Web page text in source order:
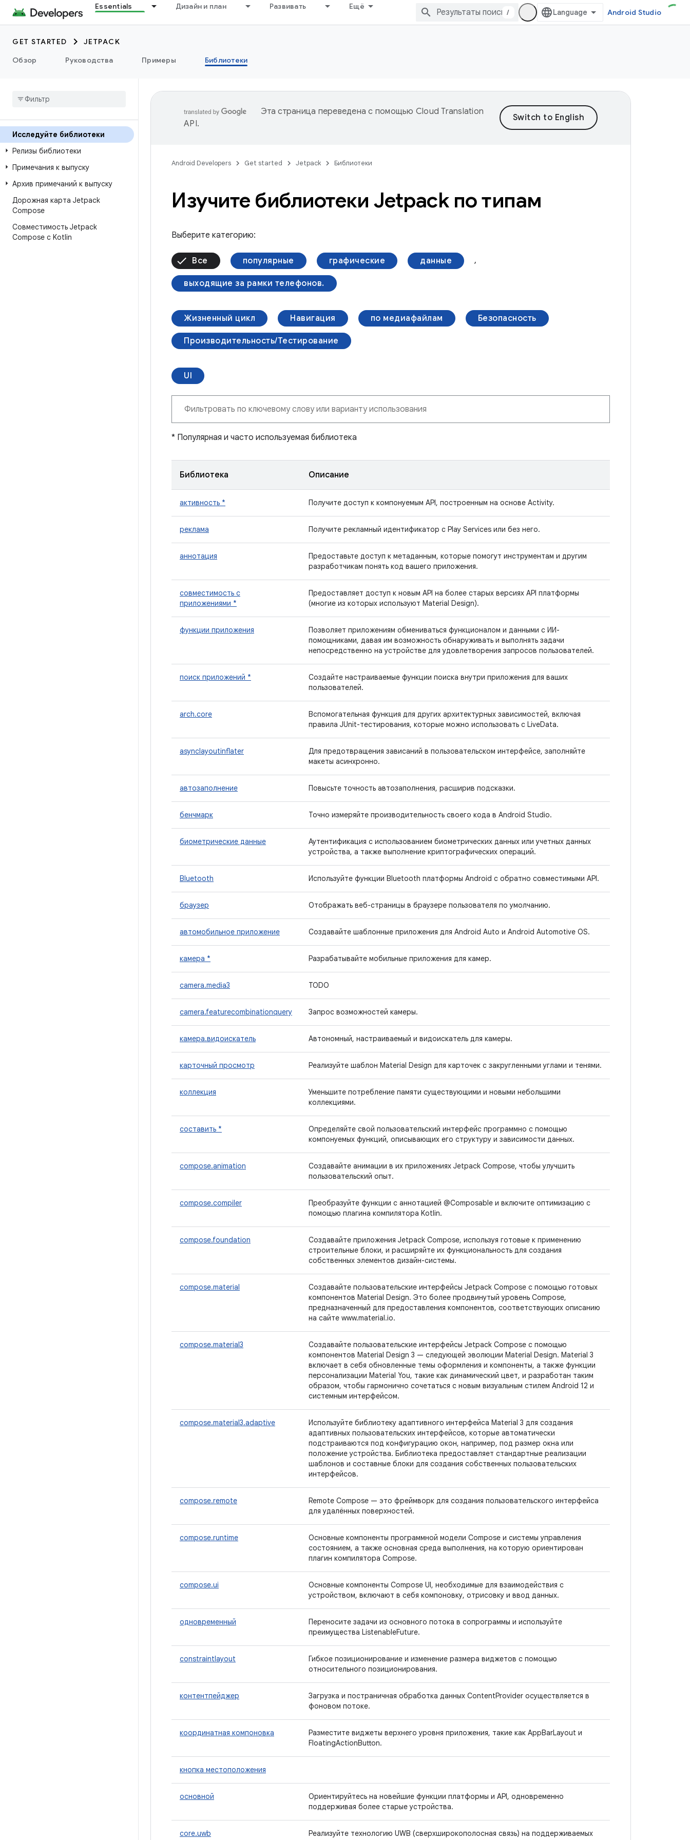
Essentials Дизайн и план Развивать Ещё
/ Android Studio
GET STARTED
JETPACK
Обзор
Руководства Примеры Библиотеки
Исследуйте библиотеки
Релизы библиотеки
Примечания к выпуску
Архив примечаний к выпуску
Дорожная карта Jetpack
Compose
Совместимость Jetpack
Compose с Kotlin
Эта страница переведена с помощью Cloud Translation
API.
Android Developers Get started Jetpack Библиотеки
Изучите библиотеки Jetpack по типам
Выберите категорию:
Все популярные графические данные ,
выходящие за рамки телефонов.
Жизненный цикл Навигация по медиафайлам Безопасность
Производительность/Тестирование
UI
* Популярная и часто используемая библиотека
Библиотека Описание
активность * Получите доступ к компонуемым API, построенным на основе Activity.
реклама Получите рекламный идентификатор с Play Services или без него.
аннотация
Предоставьте доступ к метаданным, которые помогут инструментам и другим
разработчикам понять код вашего приложения.
совместимость с
приложениями *
Предоставляет доступ к новым API на более старых версиях API платформы
(многие из которых используют Material Design).
функции приложения
Позволяет приложениям обмениваться функционалом и данными с ИИ-
помощниками, давая им возможность обнаруживать и выполнять задачи
непосредственно на устройстве для удовлетворения запросов пользователей.
поиск приложений *
Создайте настраиваемые функции поиска внутри приложения для ваших
пользователей.
arch.core
Вспомогательная функция для других архитектурных зависимостей, включая
правила JUnit-тестирования, которые можно использовать с LiveData.
asynclayoutinflater
Для предотвращения зависаний в пользовательском интерфейсе, заполняйте
макеты асинхронно.
автозаполнение Повысьте точность автозаполнения, расширив подсказки.
бенчмарк Точно измеряйте производительность своего кода в Android Studio.
биометрические данные
Аутентификация с использованием биометрических данных или учетных данных
устройства, а также выполнение криптографических операций.
Bluetooth Используйте функции Bluetooth платформы Android с обратно совместимыми API.
браузер Отображать веб-страницы в браузере пользователя по умолчанию.
автомобильное приложение Создавайте шаблонные приложения для Android Auto и Android Automotive OS.
камера * Разрабатывайте мобильные приложения для камер.
camera.media3 TODO
camera.featurecombinationquery Запрос возможностей камеры.
камера.видоискатель Автономный, настраиваемый и видоискатель для камеры.
карточный просмотр Реализуйте шаблон Material Design для карточек с закругленными углами и тенями.
коллекция
Уменьшите потребление памяти существующими и новыми небольшими
коллекциями.
составить *
Определяйте свой пользовательский интерфейс программно с помощью
компонуемых функций, описывающих его структуру и зависимости данных.
compose.animation
Создавайте анимации в их приложениях Jetpack Compose, чтобы улучшить
пользовательский опыт.
compose.compiler
Преобразуйте функции с аннотацией @Composable и включите оптимизацию с
помощью плагина компилятора Kotlin.
compose.foundation
Создавайте приложения Jetpack Compose, используя готовые к применению
строительные блоки, и расширяйте их функциональность для создания
собственных элементов дизайн-системы.
compose.material
Создавайте пользовательские интерфейсы Jetpack Compose с помощью готовых
компонентов Material Design. Это более продвинутый уровень Compose,
предназначенный для предоставления компонентов, соответствующих описанию
на сайте www.material.io.
compose.material3
Создавайте пользовательские интерфейсы Jetpack Compose с помощью
компонентов Material Design 3 — следующей эволюции Material Design. Material 3
включает в себя обновленные темы оформления и компоненты, а также функции
персонализации Material You, такие как динамический цвет, и разработан таким
образом, чтобы гармонично сочетаться с новым визуальным стилем Android 12 и
системным интерфейсом.
compose.material3.adaptive
Используйте библиотеку адаптивного интерфейса Material 3 для создания
адаптивных пользовательских интерфейсов, которые автоматически
подстраиваются под конфигурацию окон, например, под размер окна или
положение устройства. Библиотека предоставляет стандартные реализации
шаблонов и составные блоки для создания собственных пользовательских
интерфейсов.
compose.remote
Remote Compose — это фреймворк для создания пользовательского интерфейса
для удалённых поверхностей.
compose.runtime
Основные компоненты программной модели Compose и системы управления
состоянием, а также основная среда выполнения, на которую ориентирован
плагин компилятора Compose.
compose.ui
Основные компоненты Compose UI, необходимые для взаимодействия с
устройством, включают в себя компоновку, отрисовку и ввод данных.
одновременный
Переносите задачи из основного потока в сопрограммы и используйте
преимущества ListenableFuture.
constraintlayout
Гибкое позиционирование и изменение размера виджетов с помощью
относительного позиционирования.
контентпейджер
Загрузка и постраничная обработка данных ContentProvider осуществляется в
фоновом потоке.
координатная компоновка
Разместите виджеты верхнего уровня приложения, такие как AppBarLayout и
FloatingActionButton.
кнопка местоположения
основной
Ориентируйтесь на новейшие функции платформы и API, одновременно
поддерживая более старые устройства.
core.uwb
Реализуйте технологию UWB (сверхширокополосная связь) на поддерживаемых